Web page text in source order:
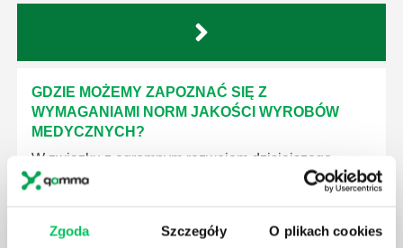
Zgoda Szczegóły O plikach cookies
GDZIE MOŻEMY ZAPOZNAĆ SIĘ Z
WYMAGANIAMI NORM JAKOŚCI WYROBÓW
MEDYCZNYCH?
W związku z ogromnym rozwojem dzisiejszego
społeczeństwa wprowadzane jest coraz więcej reguł,
będą zobowiązane przestrzegać zasad, których